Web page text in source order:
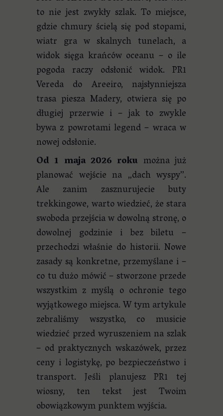
to nie jest zwykły szlak. To miejsce,
gdzie chmury ścielą się pod stopami,
wiatr gra w skalnych tunelach, a
widok sięga krańców oceanu – o ile
pogoda raczy odsłonić widok. PR1
Vereda do Areeiro, najsłynniejsza
trasa piesza Madery, otwiera się po
długiej przerwie i – jak to zwykle
bywa z powrotami legend – wraca w
nowej odsłonie.
Od 1 maja 2026 roku można już
planować wejście na „dach wyspy”.
Ale zanim zasznurujecie buty
trekkingowe, warto wiedzieć, że stara
swoboda przejścia w dowolną stronę, o
dowolnej godzinie i bez biletu –
przechodzi właśnie do historii. Nowe
zasady są konkretne, przemyślane i –
co tu dużo mówić – stworzone przede
wszystkim z myślą o ochronie tego
wyjątkowego miejsca. W tym artykule
zebraliśmy wszystko, co musicie
wiedzieć przed wyruszeniem na szlak
– od praktycznych wskazówek, przez
ceny i logistykę, po bezpieczeństwo i
transport. Jeśli planujesz PR1 tej
wiosny, ten tekst jest Twoim
obowiązkowym punktem wyjścia.